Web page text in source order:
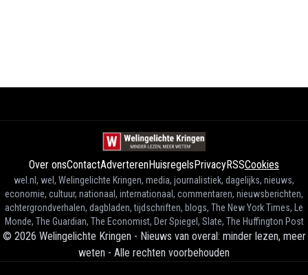
Over onsContactAdverterenHuisregelsPrivacyRSSCookies
wel.nl, wel, Welingelichte Kringen, media, journalistiek, dagelijks, nieuws,
economie, cultuur, nationaal, internationaal, commentaren, nieuwsberichten,
achtergrondverhalen, dagbladen, tijdschriften, blogs, The New York Times, Le
Monde, The Guardian, The Economist, Der Spiegel, Slate, The Huffington Post
© 2026 Welingelichte Kringen - Nieuws van overal: minder lezen, meer
weten - Alle rechten voorbehouden